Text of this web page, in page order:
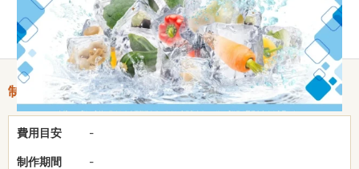
い青色と氷のイメージを使用し、食品を扱う会社としての清潔感
を印象付けました。
制作情報
費用目安 -
制作期間 -